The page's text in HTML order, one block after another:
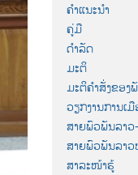
ຄຳແນະນຳ
ຄູ່ມື
ດຳລັດ
ມະຕິ
ມະຕິຄຳສັ່ງຂອງ
ວຽກງານການເ
ສາຍພົວພັນລາ
ສາຍພົວພັນລາ
ສາລະໜ້າຮູ້